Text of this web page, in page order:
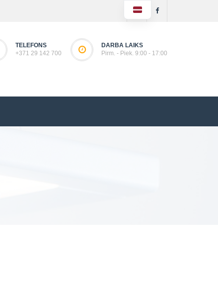
TELEFONS
+371 29 142 700
DARBA LAIKS
Pirm. - Piek. 9:00 - 17:00